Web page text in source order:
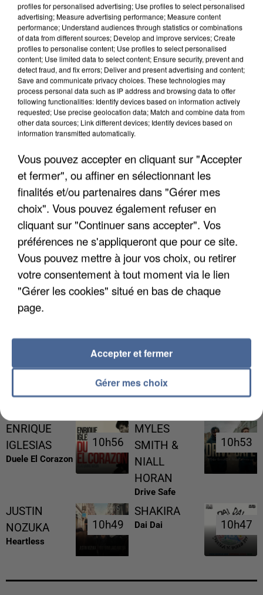
UNE TOURISTE DE L’OISE EMPORTÉE PAR UNE
COULÉE DE BOUE EN HAUTE-SAVOIE
LES DONNÉES DE 300 000 CLIENTS DÉROBÉES À
RÉCEMMENT DIFFUSÉ
ENRIQUE
IGLESIAS
Duele El Corazon
10h56
10h56
MYLES
SMITH &
NIALL
HORAN
Drive Safe
10h53
10h53
JUSTIN
NOZUKA
Heartless
10h49
10h49
SHAKIRA
Dai Dai 10h47
10h47
profiles for personalised advertising; Use profiles to select personalised
advertising; Measure advertising performance; Measure content
performance; Understand audiences through statistics or combinations
of data from different sources; Develop and improve services; Create
profiles to personalise content; Use profiles to select personalised
content; Use limited data to select content; Ensure security, prevent and
detect fraud, and fix errors; Deliver and present advertising and content;
Save and communicate privacy choices. These technologies may
process personal data such as IP address and browsing data to offer
following functionalities: Identify devices based on information actively
requested; Use precise geolocation data; Match and combine data from
other data sources; Link different devices; Identify devices based on
information transmitted automatically.
Vous pouvez accepter en cliquant sur "Accepter
et fermer", ou affiner en sélectionnant les
finalités et/ou partenaires dans "Gérer mes
choix". Vous pouvez également refuser en
cliquant sur "Continuer sans accepter". Vos
préférences ne s'appliqueront que pour ce site.
Vous pouvez mettre à jour vos choix, ou retirer
votre consentement à tout moment via le lien
"Gérer les cookies" situé en bas de chaque
page.
Gérer mes choix
Accepter et fermer